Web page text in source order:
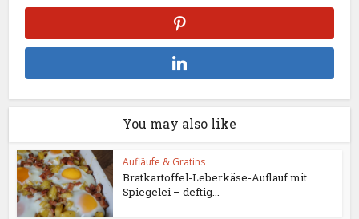
You may also like
Aufläufe & Gratins
Bratkartoffel-Leberkäse-Auflauf mit
Spiegelei – deftig...